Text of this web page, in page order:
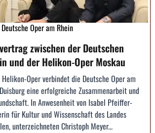
Oper am Rhein
zwischen der Deutschen
und der Helikon-Oper Moskau
Oper verbindet die Deutsche Oper am
eine erfolg­reiche Zusammenarbeit und
In Anwesenheit von Isabel Pfeiffer-
für Kultur und Wissenschaft des Landes
unterzeichneten Christoph Meyer...